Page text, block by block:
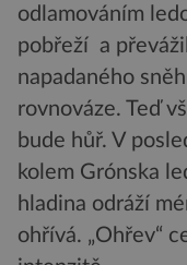
odlamováním
pobřeží a
napadaného
rovnováze. Teď
bude hůř. V
kolem Grónska
hladina odráží
ohřívá. „Ohřev“